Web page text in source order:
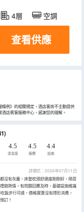
4層 空調
查看供應
例》的相關規定，酒店客房不主動提供
店賓客服務中心，感謝您的理解。
4.5
清潔度
4.5
服務
4.4
設施
評價於：2026年07月11日
沒有灰塵，床墊枕頭舒適度剛剛好，隔音
貌熱情，有問題回覆及時，基礎設施維護
飯步行可達，價格實惠沒有隱形消費，
訂！